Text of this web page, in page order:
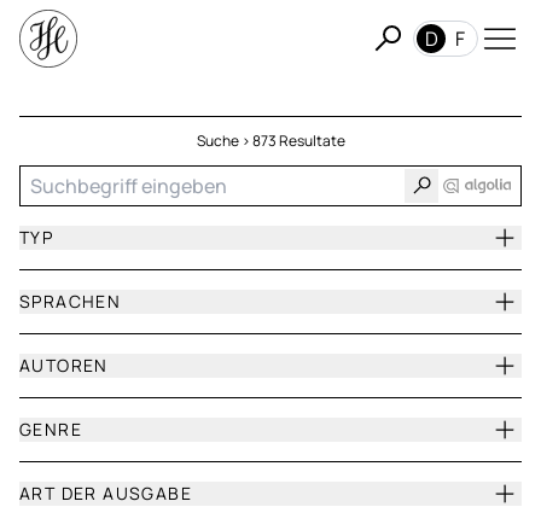
D F
Suche > 873 Resultate
TYP
SPRACHEN
AUTOREN
GENRE
ART DER AUSGABE